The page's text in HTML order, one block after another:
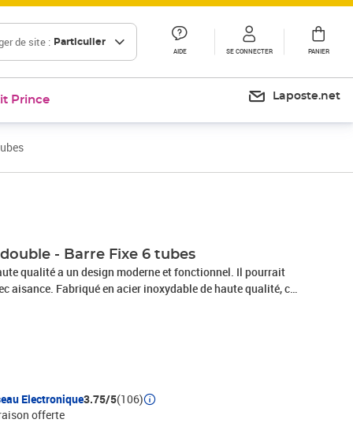
de site : Particulier
AIDE SE CONNECTER PANIER
Prince Laposte.net
- Barre Fixe 6 tubes
qualité a un design moderne et fonctionnel. Il pourrait
aisance. Fabriqué en acier inoxydable de haute qualité, ce
chacun d'une longueur de 60 cm. Le tube vous fournit
bain, etc6 tubesMatériau : Acier inoxydableDimensions
x P x H)Poids : 1,4 kg
Electronique3.75/5(106)
offerte